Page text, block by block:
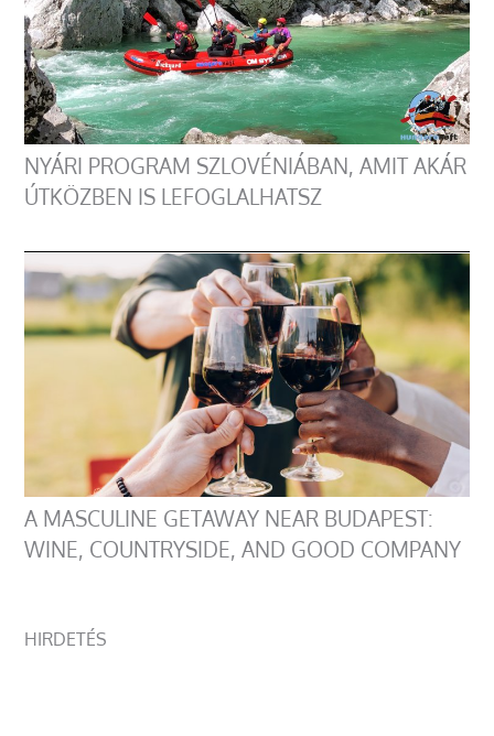
NYÁRI PROGRAM SZLOVÉNIÁBAN, AMIT AKÁR
ÚTKÖZBEN IS LEFOGLALHATSZ
A MASCULINE GETAWAY NEAR BUDAPEST:
WINE, COUNTRYSIDE, AND GOOD COMPANY
HIRDETÉS